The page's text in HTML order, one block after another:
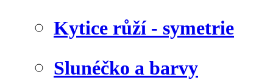
Kytice růží - symetrie
Slunéčko a barvy